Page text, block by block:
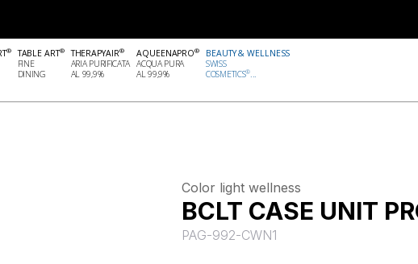
® TABLE ART®
FINE
DINING
THERAPYAIR®
ARIA PURIFICATA
AL 99,9%
AQUEENAPRO®
ACQUA PURA
AL 99,9%
BEAUTY & WELLNESS
SWISS
COSMETICS®...
Color light wellness
BCLT CASE UNIT
PAG-992-CWN1